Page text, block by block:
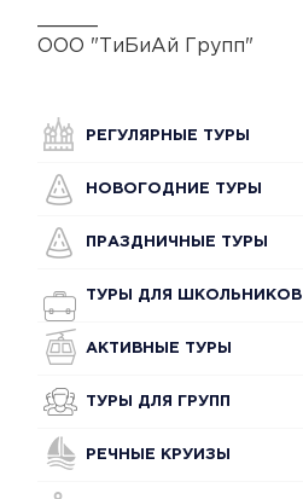
РЕГУЛЯРНЫЕ ТУРЫ
НОВОГОДНИЕ ТУРЫ
ПРАЗДНИЧНЫЕ ТУРЫ
ТУРЫ ДЛЯ ШКОЛЬНИКОВ
АКТИВНЫЕ ТУРЫ
ТУРЫ ДЛЯ ГРУПП
РЕЧНЫЕ КРУИЗЫ
ООО "ТиБиАй Групп"